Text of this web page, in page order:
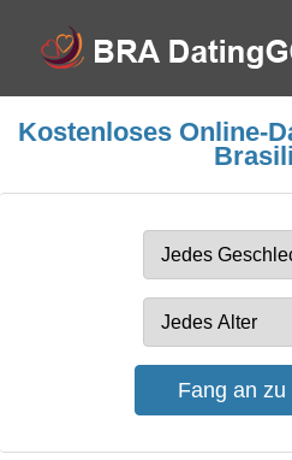
Kostenloses Online-